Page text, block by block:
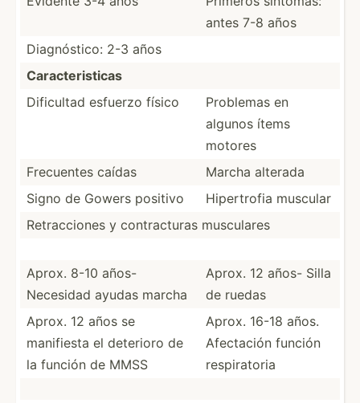
antes 7-8 años
Diagnó­stico: 2-3 años
Caract­eri­sticas
Dificultad esfuerzo físico
Problemas en
algunos ítems
motores
Frecuentes caídas
Marcha alterada
Signo de Gowers positivo
Hipert­rofia muscular
Retrac­ciones y contra­cturas musculares
Aprox. 8-10 años-
Necesidad ayudas marcha
Aprox. 12 años- Silla
de ruedas
Aprox. 12 años se
manifiesta el deterioro de
la función de MMSS
Aprox. 16-18 años.
Afectación función
respir­atoria